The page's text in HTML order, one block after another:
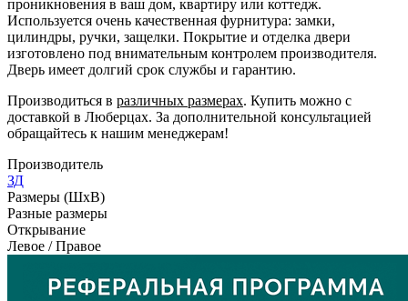
проникновения в ваш дом, квартиру или коттедж.
Используется очень качественная фурнитура: замки,
цилиндры, ручки, защелки. Покрытие и отделка двери
изготовлено под внимательным контролем производителя.
Дверь имеет долгий срок службы и гарантию.
Производиться в различных размерах. Купить можно с
доставкой в Люберцах. За дополнительной консультацией
обращайтесь к нашим менеджерам!
Производитель
ЗД
Размеры (ШxВ)
Разные размеры
Открывание
Левое / Правое